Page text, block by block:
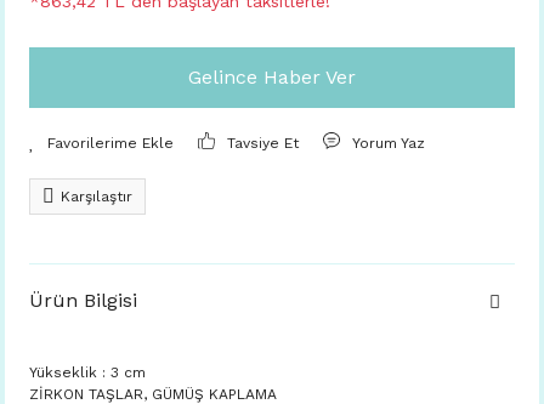
Gelince Haber Ver
Tavsiye Et Yorum Yaz
Karşılaştır
Ürün Bilgisi
Yükseklik : 3 cm
ZİRKON TAŞLAR, GÜMÜŞ KAPLAMA